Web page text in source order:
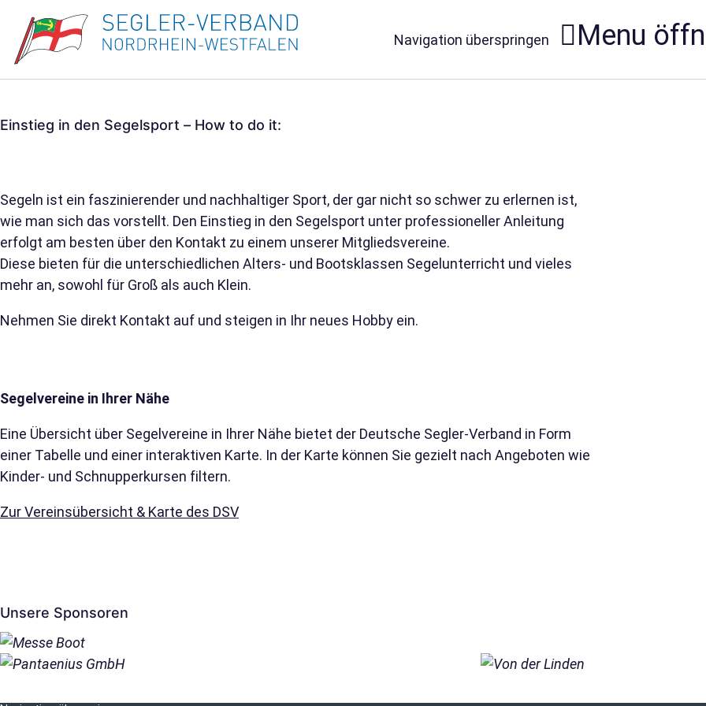
Navigation überspringen Menu
Einstieg in den Segelsport – How to do it:
Segeln ist ein faszinierender und nachhaltiger Sport, der gar nicht so schwer zu erlernen ist,
wie man sich das vorstellt. Den Einstieg in den Segelsport unter professioneller Anleitung
erfolgt am besten über den Kontakt zu einem unserer Mitgliedsvereine.
Diese bieten für die unterschiedlichen Alters- und Bootsklassen Segelunterricht und vieles
mehr an, sowohl für Groß als auch Klein.
Nehmen Sie direkt Kontakt auf und steigen in Ihr neues Hobby ein.
Segelvereine in Ihrer Nähe
Eine Übersicht über Segelvereine in Ihrer Nähe bietet der Deutsche Segler-Verband in Form
einer Tabelle und einer interaktiven Karte. In der Karte können Sie gezielt nach Angeboten wie
Kinder- und Schnupperkursen filtern.
Zur Vereinsübersicht & Karte des DSV
Unsere Sponsoren